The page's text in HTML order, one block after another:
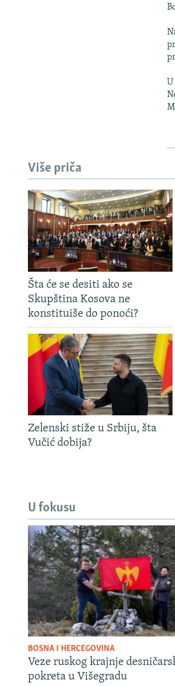
TRI DECENIJE OD RATA U BIH
SVE KARTE DEJTONA
NASTANAK I RASPAD JUGOSLAVIJE
Više priča
Šta će se desiti ako se
Skupština Kosova ne
konstituiše do ponoći?
Zelenski stiže u Srbiju, šta
Vučić dobija?
U fokusu
BOSNA I HERCEGOVINA
Veze ruskog krajnje
pokreta u Višegradu